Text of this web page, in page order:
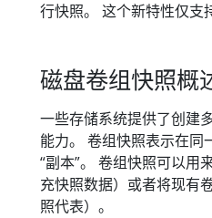
行快照。 这个新特性仅支
磁盘卷组快照概
一些存储系统提供了创建
能力。 卷组快照表示在同
“副本”。 卷组快照可以用
充快照数据）或者将现有
照代表）。